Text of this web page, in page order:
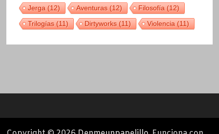
Jerga(12) Aventuras(12) Filosofía(12)
Trilogías(11) Dirtyworks(11) Violencia(11)